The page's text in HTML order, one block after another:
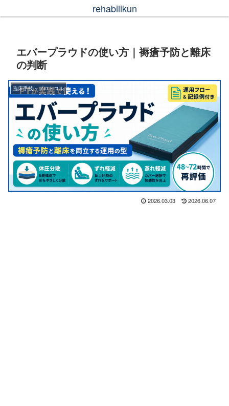
rehabilikun
エバープラウドの使い方｜褥瘡予防と離床
の判断
臨床手技・プロトコル
2026.03.03 2026.06.07